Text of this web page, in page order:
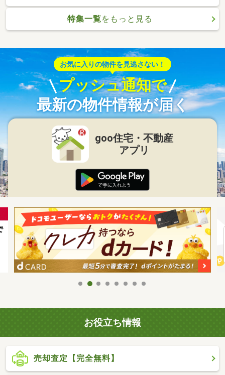
特集一覧をもっと見る
お気に入りの物件を見逃さない！
プッシュ通知で
最新の物件情報が届く
goo住宅・不動産
アプリ
お役立ち情報
売却査定【完全無料】